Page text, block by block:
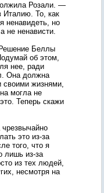
Розали. —
Италию. То, как
ненавидеть, но
не ненависти.
Беллы
об этом,
нее, ради
Она должна
своими жизнями,
могла не
Теперь скажи
это из-за
того, что я
лишь из-за
из тех людей,
несмотря на